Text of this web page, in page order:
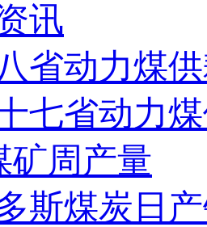
讯
省动力煤
七省动力
矿周产量
斯煤炭日